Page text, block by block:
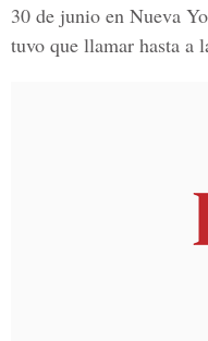
30 de junio en Nueva
tuvo que llamar hasta a